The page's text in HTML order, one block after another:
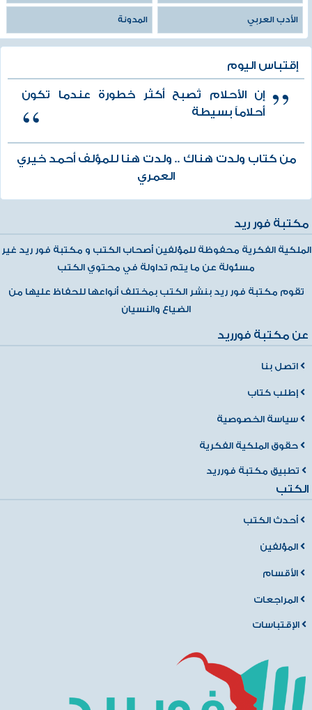
الأدب العربي المدونة
إقتباس اليوم
إن الأحلام تُصبح أكثر خطورة عندما تكون
أحلاماً بسيطة
من كتاب ولدت هناك .. ولدت هنا للمؤلف أحمد خيري
العمري
مكتبة فور ريد
الملكية الفكرية محفوظة للمؤلفين أصحاب الكتب و مكتبة فور ريد غير
مسئولة عن ما يتم تداولة في محتوي الكتب
تقوم مكتبة فور ريد بنشر الكتب بمختلف أنواعها للحفاظ عليها من
الضياع والنسيان
عن مكتبة فورريد
اتصل بنا
إطلب كتاب
سياسة الخصوصية
حقوق الملكية الفكرية
تطبيق مكتبة فورريد
الكتب
أحدث الكتب
المؤلفين
الأقسام
المراجعات
الإقتباسات